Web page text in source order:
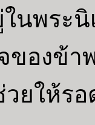
นพระ
องข้า
ยให้รอ